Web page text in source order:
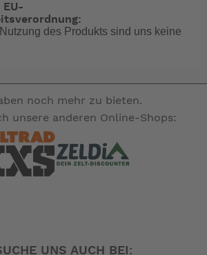
des Produkts sind uns keine
noch mehr zu bieten.
unsere anderen Online-Shops:
UNS AUCH BEI: